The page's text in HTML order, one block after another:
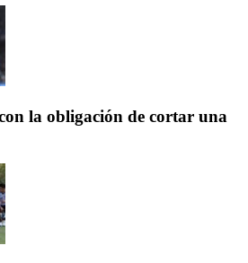
la obligación de cortar una